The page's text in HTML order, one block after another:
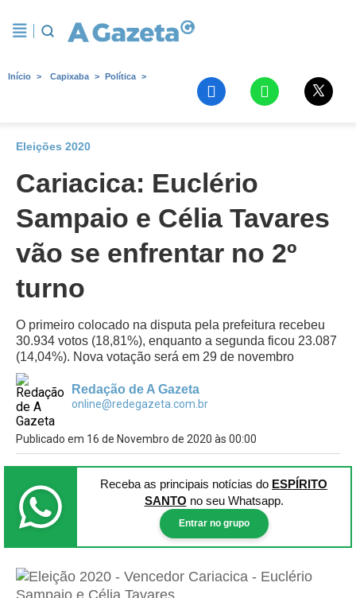
Início Capixaba Política
Eleições 2020
Cariacica: Euclério
Sampaio e Célia Tavares
vão se enfrentar no 2º
turno
O primeiro colocado na disputa pela prefeitura recebeu
30.934 votos (18,81%), enquanto a segunda ficou 23.087
(14,04%). Nova votação será em 29 de novembro
Redação de A Gazeta
online@redegazeta.com.br
Publicado em 16 de Novembro de 2020 às 00:00
Receba as principais notícias do ESPÍRITO
SANTO no seu Whatsapp.
Entrar no grupo